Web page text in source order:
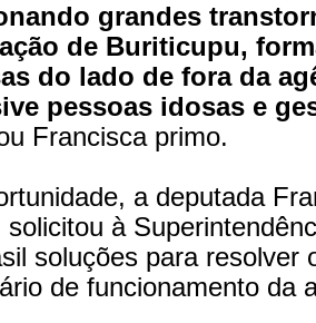
grandes
de Buriticupu,
do lado de fora da
pessoas idosas e
Francisca primo.
a deputada
solicitou à
soluções para resolver
de funcionamento da